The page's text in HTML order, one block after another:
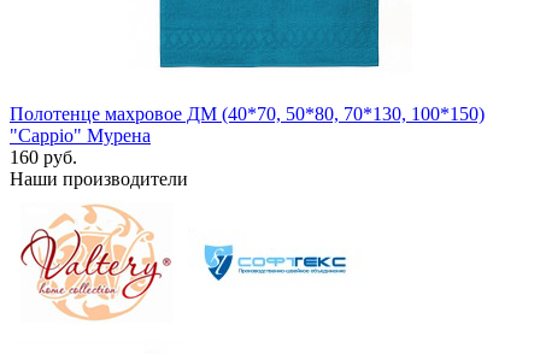
Полотенце махровое ДМ (40*70, 50*80, 70*130, 100*150)
"Cappio" Мурена
160 руб.
Наши производители